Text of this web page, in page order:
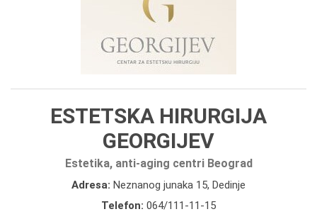
ESTETSKA HIRURGIJA
GEORGIJEV
Estetika, anti-aging centri Beograd
Adresa: Neznanog junaka 15, Dedinje
Telefon: 064/111-11-15